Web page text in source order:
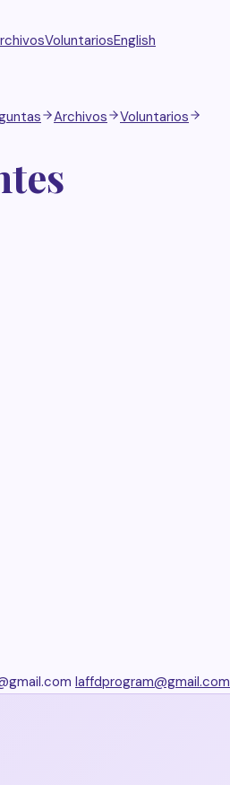
VoluntariosEnglish
Archivos Voluntarios
laffdprogram@gmail.com